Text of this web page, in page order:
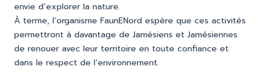
envie d’explorer la nature.
À terme, l’organisme FaunENord espère que ces activités
permettront à davantage de Jamésiens et Jamésiennes
de renouer avec leur territoire en toute confiance et
dans le respect de l’environnement.